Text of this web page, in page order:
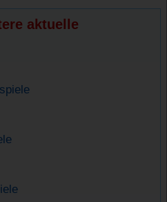
aktuelle